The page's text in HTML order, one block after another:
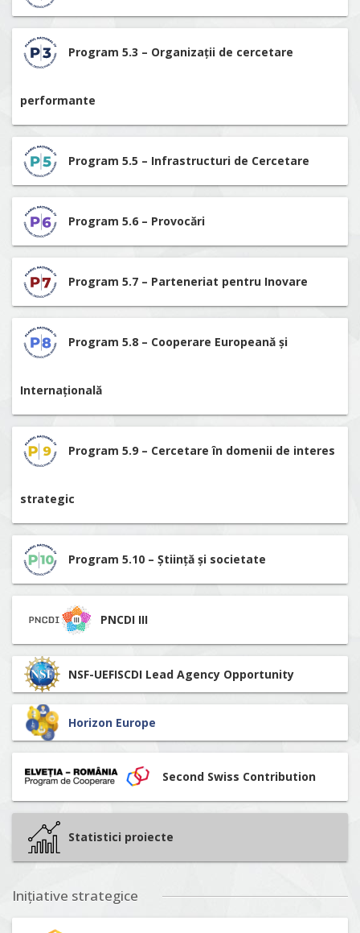
Program 5.3 – Organizații de cercetare
performante
Program 5.5 – Infrastructuri de Cercetare
Program 5.6 – Provocări
Program 5.7 – Parteneriat pentru Inovare
Program 5.8 – Cooperare Europeană și
Internațională
Program 5.9 – Cercetare în domenii de interes
strategic
Program 5.10 – Știință și societate
PNCDI III
NSF-UEFISCDI Lead Agency Opportunity
Horizon Europe
Second Swiss Contribution
Statistici proiecte
Inițiative strategice